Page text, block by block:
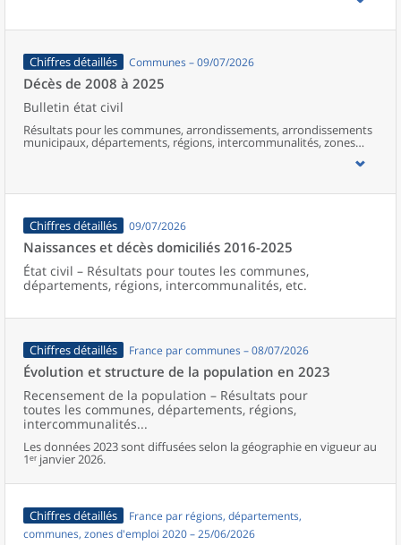
Chiffres détaillés Communes – 09/07/2026
Décès de 2008 à 2025
Bulletin état civil
Résultats pour les communes, arrondissements, arrondissements
municipaux, départements, régions, intercommunalités, zones
d’emploi, bassins de vie, unités urbaines et aires d’attraction des
Chiffres détaillés 09/07/2026
Naissances et décès domiciliés 2016-2025
État civil – Résultats pour toutes les communes,
départements, régions, intercommunalités, etc.
Chiffres détaillés France par communes – 08/07/2026
Évolution et structure de la population en 2023
Recensement de la population – Résultats pour
toutes les communes, départements, régions,
intercommunalités...
Les données 2023 sont diffusées selon la géographie en vigueur au
1ᵉʳ janvier 2026.
Chiffres détaillés
France par régions, départements,
communes, zones d'emploi 2020 – 25/06/2026